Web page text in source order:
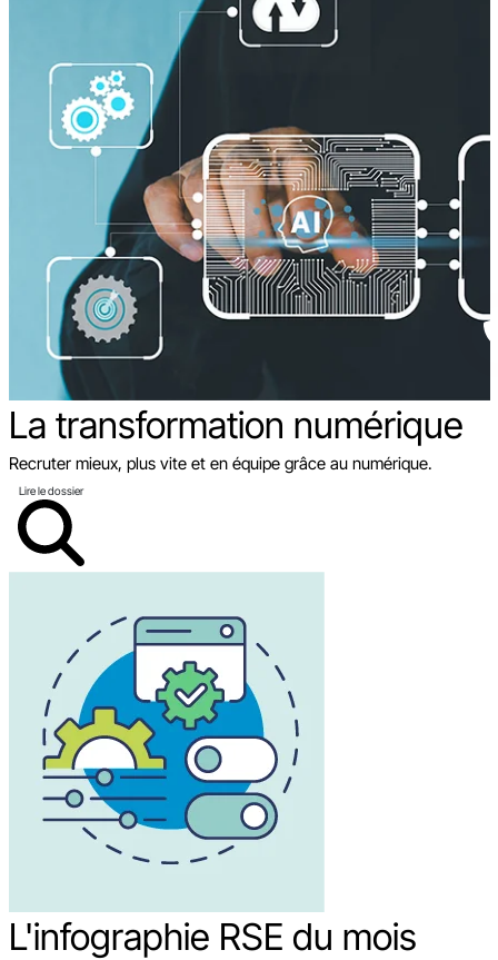
La transformation numérique
Recruter mieux, plus vite et en équipe grâce au numérique.
Lire le dossier
L'infographie RSE du mois